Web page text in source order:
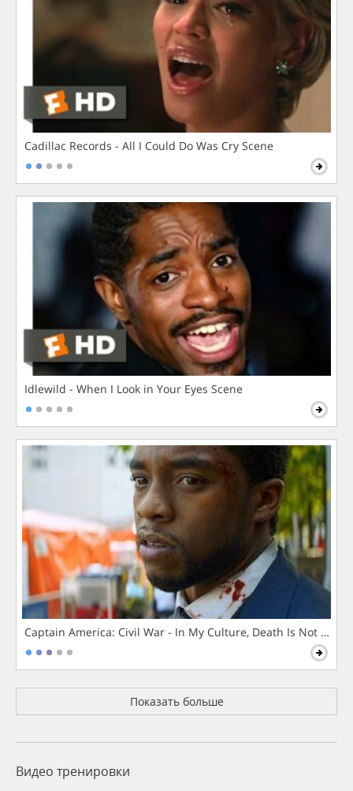
Cadillac Records - All I Could Do Was Cry Scene
Idlewild - When I Look in Your Eyes Scene
Captain America: Civil War - In My Culture, Death Is Not The
Показать больше
Видео тренировки